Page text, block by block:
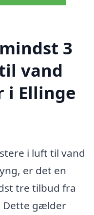
3
vand
i Ellinge
i luft til vand
er det en
tre tilbud fra
Dette gælder